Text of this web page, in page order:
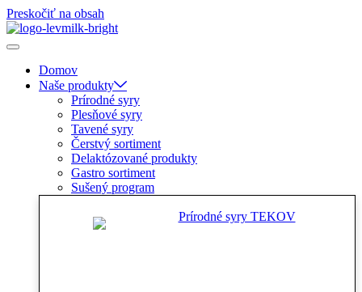
Preskočiť na obsah
Domov
Naše produkty
Prírodné syry
Plesňové syry
Tavené syry
Čerstvý sortiment
Delaktózované produkty
Gastro sortiment
Sušený program